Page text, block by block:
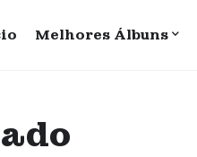
Melhores Álbuns